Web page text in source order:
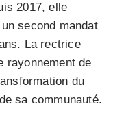
2017, elle
second mandat
La rectrice
rayonnement de
du
sa communauté.